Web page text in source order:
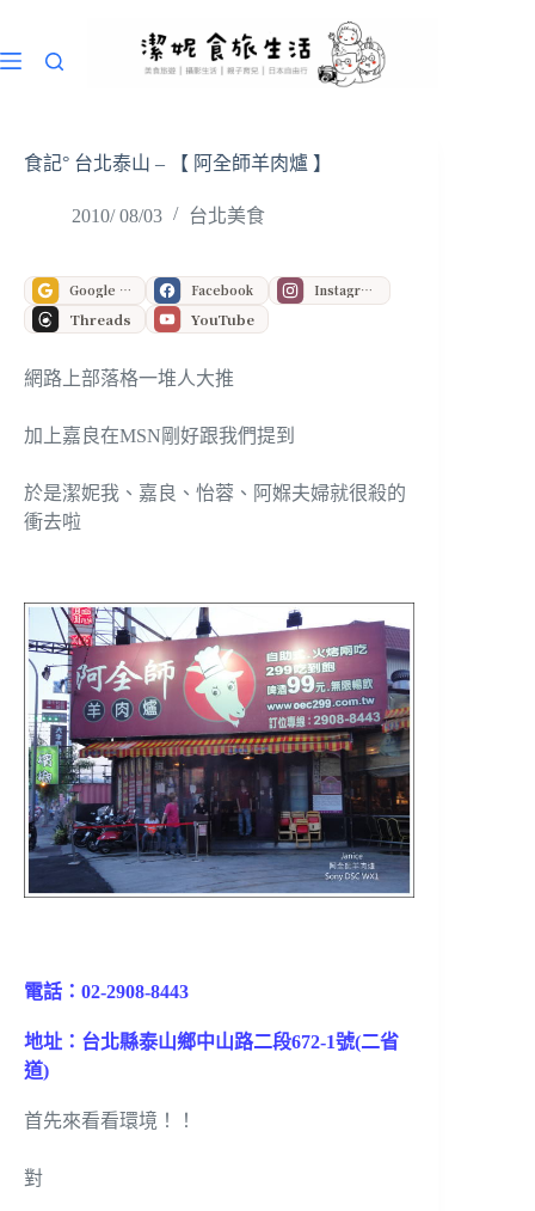
主
食記° 台北泰山 – 【 阿全師羊肉爐 】
2010/ 08/03 台北美食
Google 偏好來源 Facebook Instagram
Threads YouTube
網路上部落格一堆人大推
加上嘉良在MSN剛好跟我們提到
於是潔妮我、嘉良、怡蓉、阿媬夫婦就很殺的
衝去啦
電話：02-2908-8443
地址：台北縣泰山鄉中山路二段672-1號(二省
道)
首先來看看環境！！
對